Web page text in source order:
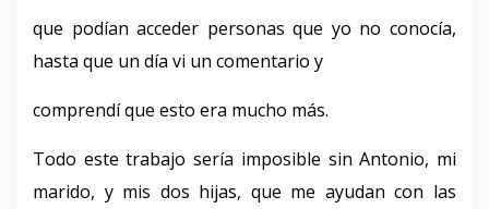
que podían acceder personas que yo no conocía,
hasta que un día vi un comentario y
comprendí que esto era mucho más.
Todo este trabajo sería imposible sin Antonio, mi
marido, y mis dos hijas, que me ayudan con las